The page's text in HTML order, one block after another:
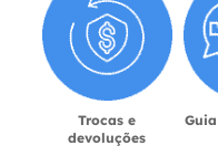
Trocas e
devoluções